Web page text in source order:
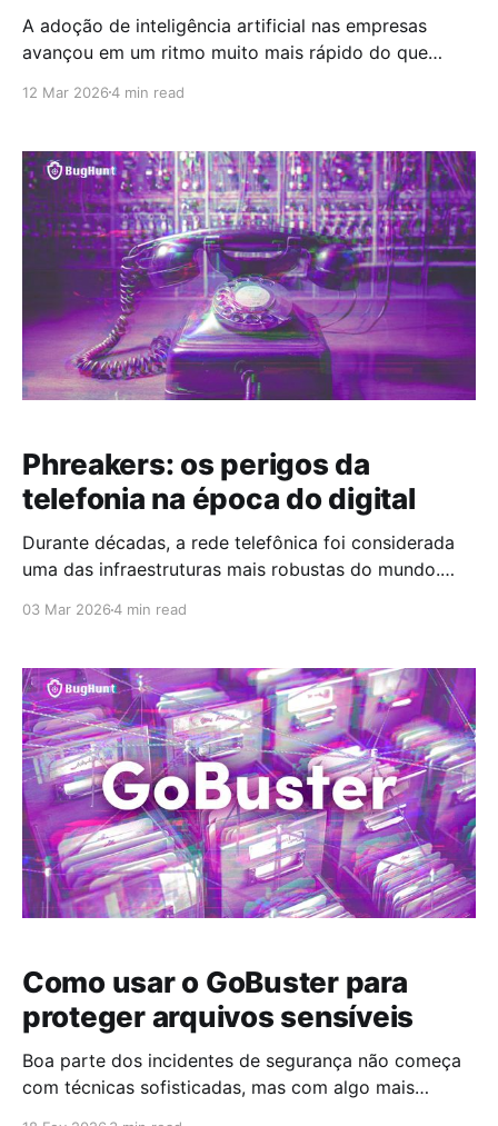
A adoção de inteligência artificial nas empresas
avançou em um ritmo muito mais rápido do que
acompanhar. Ferramentas como ChatGPT, Claude,
fazem parte da rotina de milhares de profissionais,
muitas vezes sem qualquer validação da área de
12 Mar 20264 min read
Phreakers: os perigos da
telefonia na época do digital
Durante décadas, a rede telefônica foi considerada
uma das infraestruturas mais robustas do mundo.
começaram a fazer a pergunta que ninguém queria
ouvir: “E se a rede estiver confiando demais em
03 Mar 20264 min read
Como usar o GoBuster para
proteger arquivos sensíveis
Boa parte dos incidentes de segurança não começa
com técnicas sofisticadas, mas com algo mais